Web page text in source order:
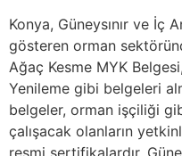
Konya, Güneysınır ve İç
gösteren orman
Ağaç Kesme MYK
Yenileme gibi belgeleri
belgeler, orman işçiliği
çalışacak olanların
resmi sertifikalardır.